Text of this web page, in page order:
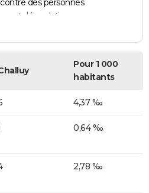
des personnes
et dégradations
Pour 1 000
habitants
4,37 ‰
0,64 ‰
2,78 ‰